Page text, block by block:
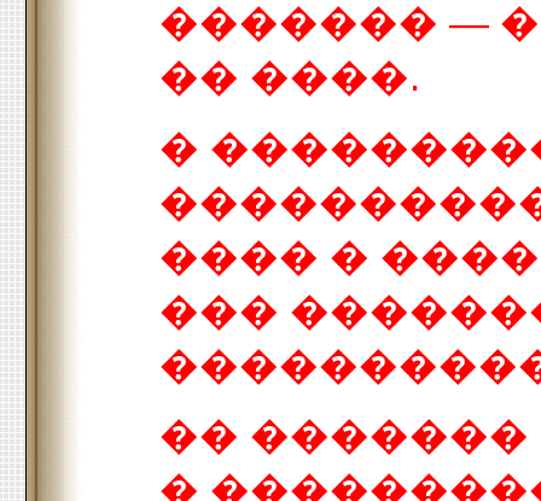
������� —
�� ����.
�
���� �
���
��
�